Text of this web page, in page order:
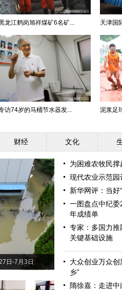
龙江鹤岗旭祥煤矿6名矿... 天津国
访74岁的马桶节水器发... 泥浆足
财经 文化
日-7月3日
为困难农牧民撑
现代农业示范
新华网评：当好
一图盘点中纪
年成绩单
专家：多国力
关键基础设施
大众创业万众
乡”
隋徐嘉：走进